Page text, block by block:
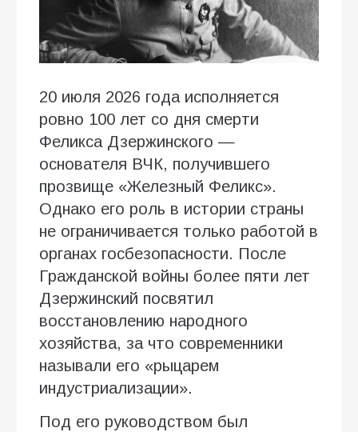
20 июля 2026 года исполняется
ровно 100 лет со дня смерти
Феликса Дзержинского —
основателя ВЧК, получившего
прозвище «Железный Феликс».
Однако его роль в истории страны
не ограничивается только работой в
органах госбезопасности. После
Гражданской войны более пяти лет
Дзержинский посвятил
восстановлению народного
хозяйства, за что современники
называли его «рыцарем
индустриализации».
Под его руководством был